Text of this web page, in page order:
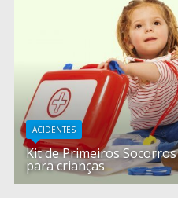
ACIDENTES
Kit de Primeiros Socorros
para crianças